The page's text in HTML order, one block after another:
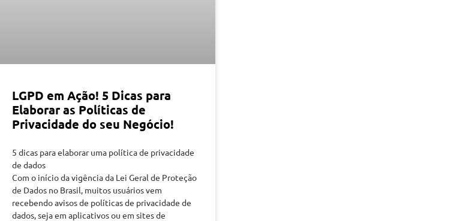
LGPD em Ação! 5 Dicas para
Elaborar as Políticas de
Privacidade do seu Negócio!
5 dicas para elaborar uma política de privacidade
de dados
Com o início da vigência da Lei Geral de Proteção
de Dados no Brasil, muitos usuários vem
recebendo avisos de políticas de privacidade de
dados, seja em aplicativos ou em sites de